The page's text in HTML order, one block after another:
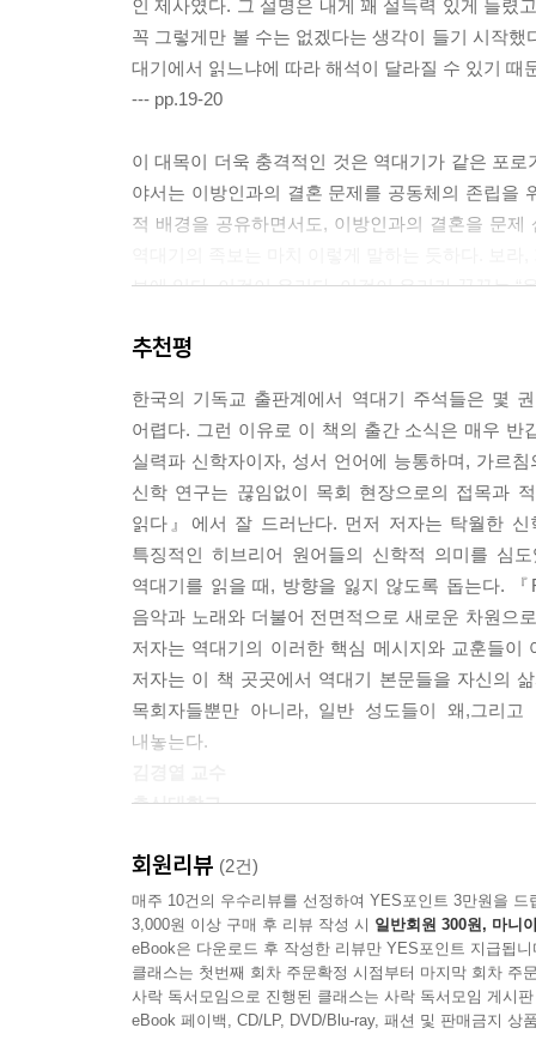
인 제사였다. 그 설명은 내게 꽤 설득력 있게 들렸
꼭 그렇게만 볼 수는 없겠다는 생각이 들기 시작
대기에서 읽느냐에 따라 해석이 달라질 수 있기 때
--- pp.19-20
이 대목이 더욱 충격적인 것은 역대기가 같은 포
야서는 이방인과의 결혼 문제를 공동체의 존립을
적 배경을 공유하면서도, 이방인과의 결혼을 문
보에 있다. 이것이 우리다. 이것이 우리가 꿈꾸는 “
경계를 넘어, 민족의 울타리를 넘어, 당시 유대 사
사를 겪었고, 그 상처는 예수님 시대에 이르러서
열의 기억을 넘어, 하나님의 백성을 다시 “온 이스
--- pp.69-71
“내가 (타인에게) 고통을 주지 않게 하소서.” 이처
기복적 간구를 넘어 보다 깊은 신학적 의미를 담
상 야베스는 고통을 겪은 사람이었지만, 동시에
이었기 때문이다. 그래서 어머니가 그의 이름을
않기를 희망하고 있다. 이러한 해석은 영어 성경
e pain. 이것은 “주님, 악으로부터 나를 지켜 주셔
순히 자신이 고통받지 않기를 원하는 것을 넘어서
해자가 되지 않기를 바라는 마음으로 기도한 것
어떤 사람은 여러 사람들의 동의만 얻으면 그것이
회중의 의견을 묻지 않은 채 일을 밀어붙인다. 그
동체가 함께 동의하지 않는다면 멈추는 것이 더
일에 필수적인 요소임을 가르친다. 이것이 곧 역
엘서나 열왕기에는 거의 등장하지 않는 역대기만
른다.5 다윗은 하나님의 뜻을 가장 진지하게 추
추천평
한국의 기독교 출판계에서 역대기 주석들은 몇
어렵다. 그런 이유로 이 책의 출간 소식은 매우
실력파 신학자이자, 성서 언어에 능통하며, 가르
신학 연구는 끊임없이 목회 현장으로의 접목과
읽다』에서 잘 드러난다. 먼저 저자는 탁월한
특징적인 히브리어 원어들의 신학적 의미를 심
역대기를 읽을 때, 방향을 잃지 않도록 돕는다.
음악과 노래와 더불어 전면적으로 새로운 차원으
저자는 역대기의 이러한 핵심 메시지와 교훈들
저자는 이 책 곳곳에서 역대기 본문들을 자신의
목회자들뿐만 아니라, 일반 성도들이 왜,그리
내놓는다.
총신대학교
역대기는 그 막대한 분량에도 불구하고 우리네 신
온 성경 곧 낯설고 지루해 보이는 역대기를 찬찬
읽다보면 역대기가 매우 흥미롭고 다채로운 내
설명도 좋지만, 특히 역대기 안에서 언급되는 여
세밀하게 살피면서 차근차근 그 의미를 풀고, 그
땅의 현실 속에서 사회적 실천을 모색하는 흐름
회원리뷰 (2건)
매주 10건의 우수리뷰를 선정하여 YES포인트 3만원을 드
3,000원 이상 구매 후 리뷰 작성 시 일반회원 300원, 마니
eBook은 다운로드 후 작성한 리뷰만 YES포인트 지급됩니
클래스는 첫번째 회차 주문확정 시점부터 마지막 회차 주
사락 독서모임으로 진행된 클래스는 사락 독서모임 게시
eBook 페이백, CD/LP, DVD/Blu-ray, 패션 및 판매금지 상